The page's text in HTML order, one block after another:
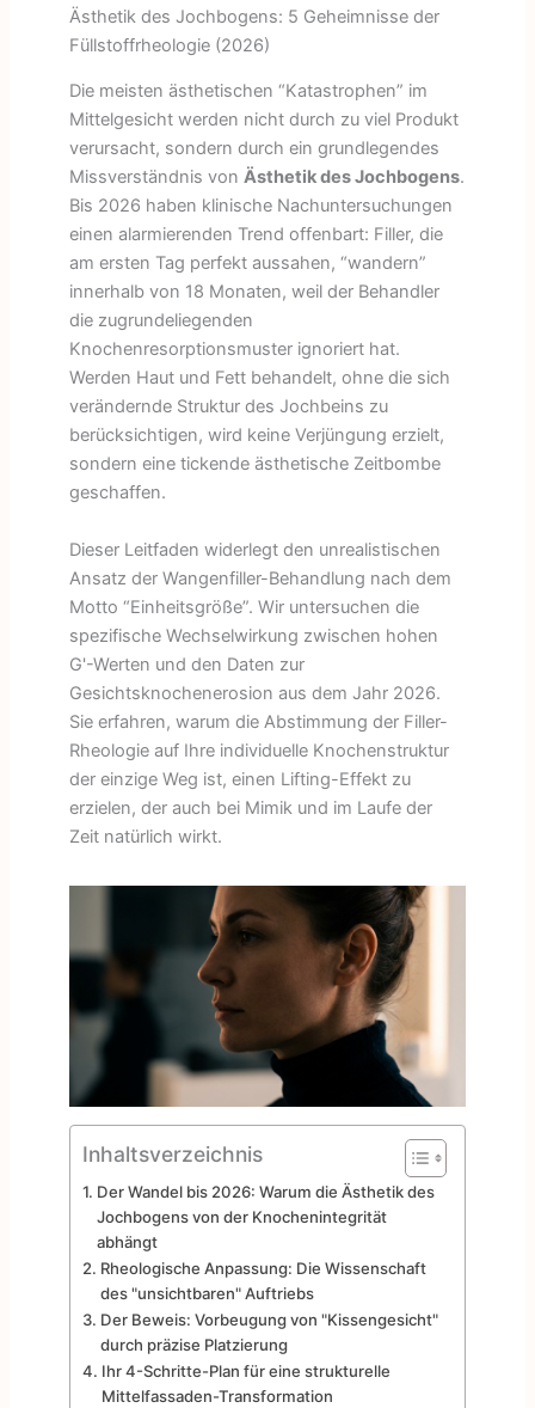
Ästhetik des Jochbogens: 5 Geheimnisse der
Füllstoffrheologie (2026)
Die meisten ästhetischen “Katastrophen” im
Mittelgesicht werden nicht durch zu viel Produkt
verursacht, sondern durch ein grundlegendes
Missverständnis von Ästhetik des Jochbogens.
Bis 2026 haben klinische Nachuntersuchungen
einen alarmierenden Trend offenbart: Filler, die
am ersten Tag perfekt aussahen, “wandern”
innerhalb von 18 Monaten, weil der Behandler
die zugrundeliegenden
Knochenresorptionsmuster ignoriert hat.
Werden Haut und Fett behandelt, ohne die sich
verändernde Struktur des Jochbeins zu
berücksichtigen, wird keine Verjüngung erzielt,
sondern eine tickende ästhetische Zeitbombe
geschaffen.
Dieser Leitfaden widerlegt den unrealistischen
Ansatz der Wangenfiller-Behandlung nach dem
Motto “Einheitsgröße”. Wir untersuchen die
spezifische Wechselwirkung zwischen hohen
G'-Werten und den Daten zur
Gesichtsknochenerosion aus dem Jahr 2026.
Sie erfahren, warum die Abstimmung der Filler-
Rheologie auf Ihre individuelle Knochenstruktur
der einzige Weg ist, einen Lifting-Effekt zu
erzielen, der auch bei Mimik und im Laufe der
Zeit natürlich wirkt.
Inhaltsverzeichnis
Der Wandel bis 2026: Warum die Ästhetik des
Jochbogens von der Knochenintegrität
abhängt
Rheologische Anpassung: Die Wissenschaft
des "unsichtbaren" Auftriebs
Der Beweis: Vorbeugung von "Kissengesicht"
durch präzise Platzierung
Ihr 4-Schritte-Plan für eine strukturelle
Mittelfassaden-Transformation